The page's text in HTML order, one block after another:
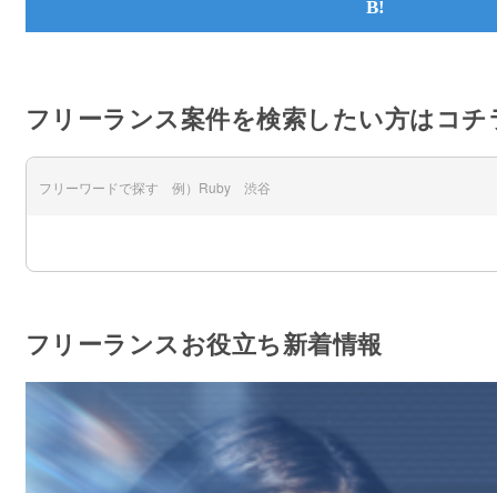
フリーランス案件を検索したい方はコチ
フリーランスお役立ち新着情報